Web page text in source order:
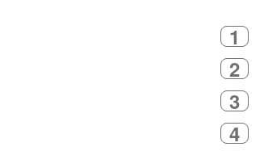
1
2
3
4